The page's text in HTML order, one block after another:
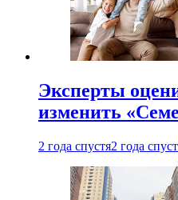
Эксперты
изменить
2 года спустя2 года